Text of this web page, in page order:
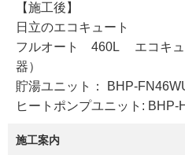
【施工後】
日立のエコキュート
フルオート 460L エコキュ
器）
貯湯ユニット： BHP-
ヒートポンプユニット: BHP-
施工案内